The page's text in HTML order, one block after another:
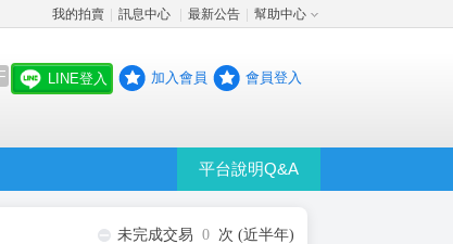
我的拍賣 訊息中心 最新公告 幫助中心
LINE登入 加入會員 會員登入
平台說明Q&A
未完成交易 0 次 (近半年)